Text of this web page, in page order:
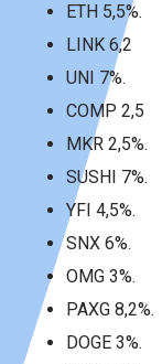
ETH 5,5%.
LINK 6,2
UNI 7%.
COMP 2,5
MKR 2,5%.
SUSHI 7%.
YFI 4,5%.
SNX 6%.
OMG 3%.
PAXG 8,2%.
DOGE 3%.